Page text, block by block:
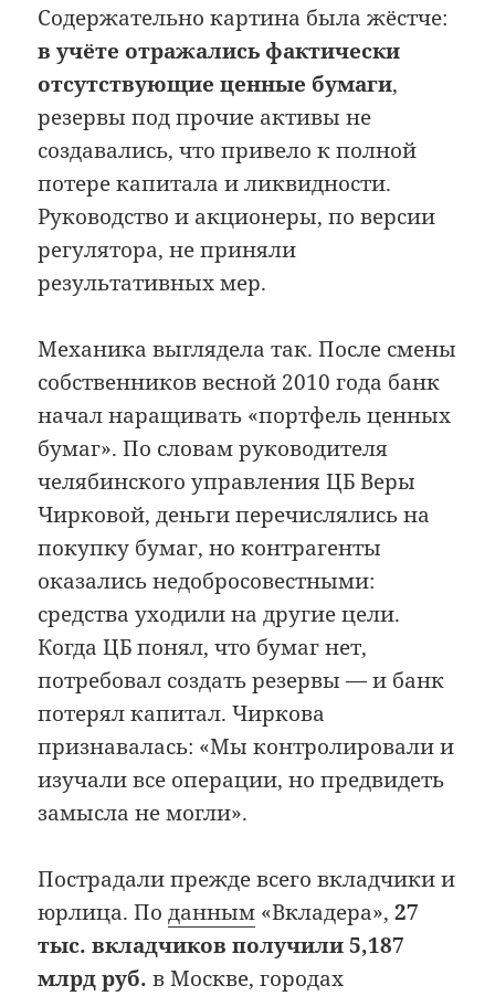
Содержательно картина была жёстче:
в учёте отражались фактически
отсутствующие ценные бумаги,
резервы под прочие активы не
создавались, что привело к полной
потере капитала и ликвидности.
Руководство и акционеры, по версии
регулятора, не приняли
результативных мер.
Механика выглядела так. После смены
собственников весной 2010 года банк
начал наращивать «портфель ценных
бумаг». По словам руководителя
челябинского управления ЦБ Веры
Чирковой, деньги перечислялись на
покупку бумаг, но контрагенты
оказались недобросовестными:
средства уходили на другие цели.
Когда ЦБ понял, что бумаг нет,
потребовал создать резервы — и банк
потерял капитал. Чиркова
признавалась: «Мы контролировали и
изучали все операции, но предвидеть
замысла не могли».
Пострадали прежде всего вкладчики и
юрлица. Поданным «Вкладера»,27
тыс. вкладчиков получили 5,187
млрд руб. в Москве, городах